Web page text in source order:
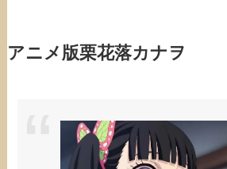
アニメ版栗花落カナヲ